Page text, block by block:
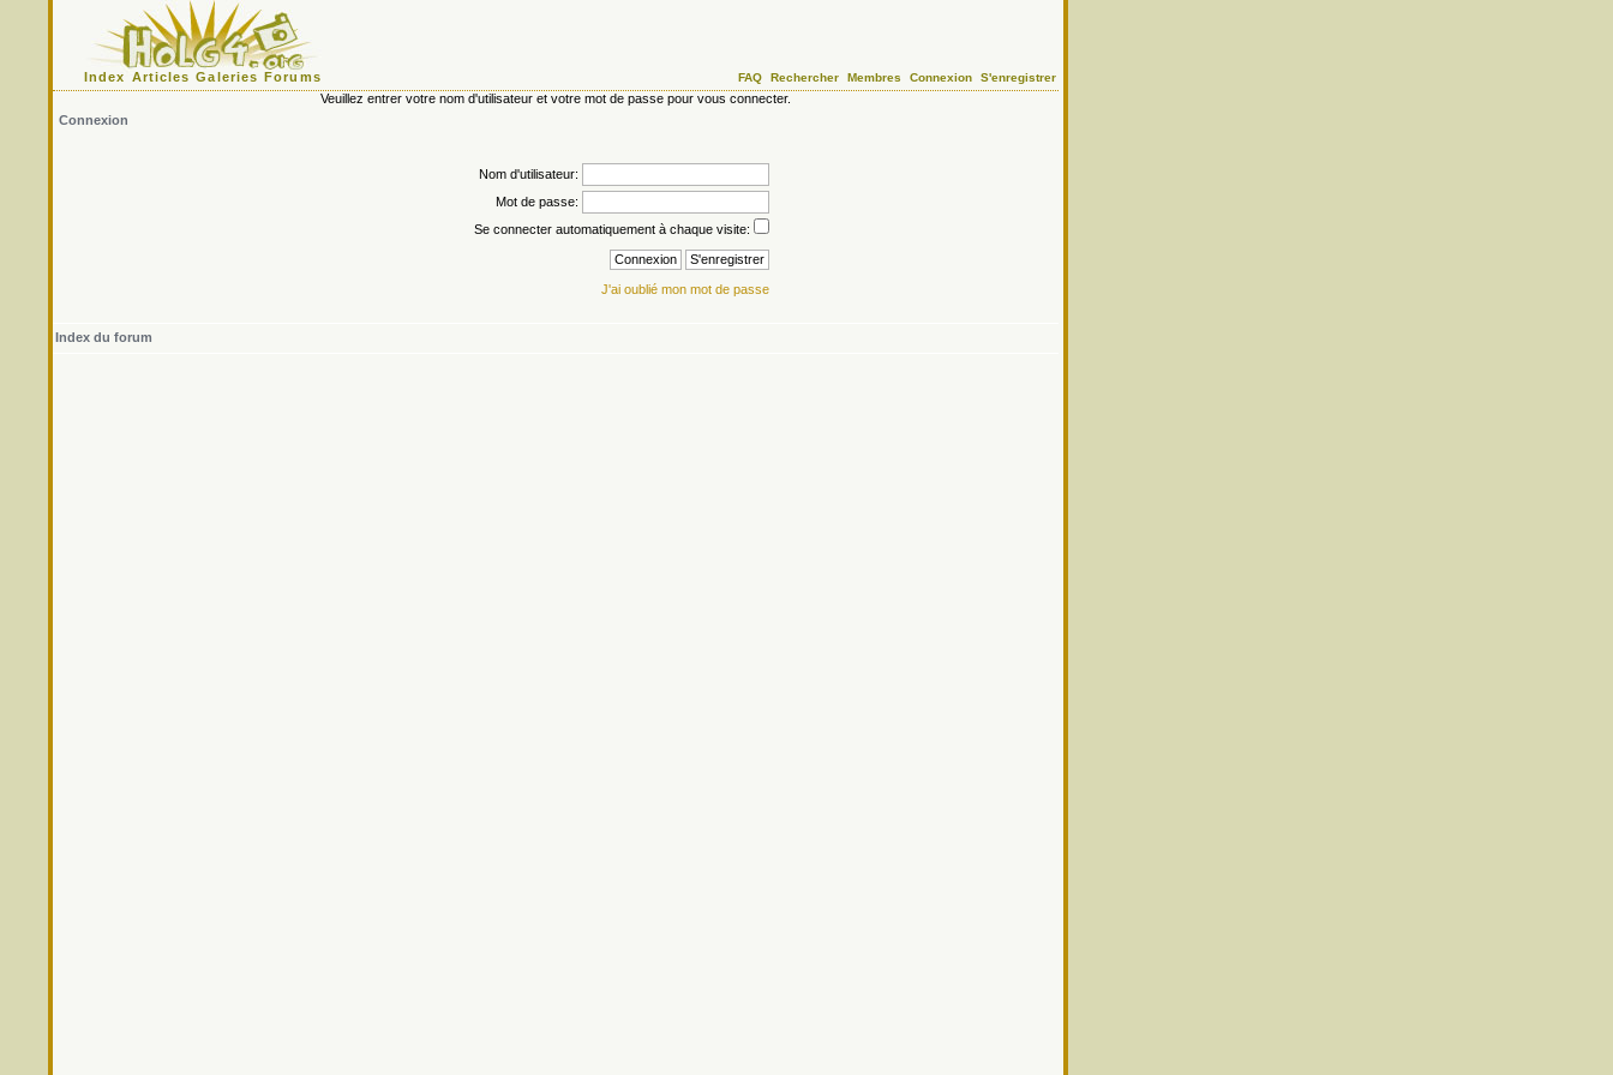
Index Articles Galeries Forums FAQ Rechercher Membres Connexion S'enregistrer
Veuillez entrer votre nom d'utilisateur et votre mot de passe pour vous connecter.
Connexion
Nom d'utilisateur:
Mot de passe:
Se connecter automatiquement à chaque visite:
J'ai oublié mon mot de passe
Index du forum